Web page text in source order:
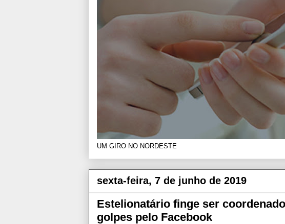
UM GIRO NO NORDESTE
sexta-feira, 7 de junho de 2019
Estelionatário finge ser
golpes pelo Facebook